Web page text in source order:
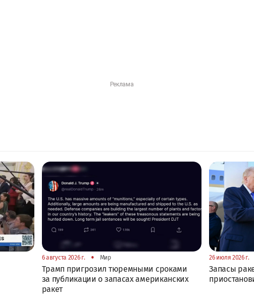
6 августа 2026 г. • Мир
Трамп пригрозил тюремными сроками
за публикации о запасах американских
ракет
26 июля 2026 г.
Запасы